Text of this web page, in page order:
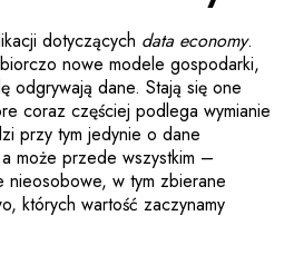
dotyczących data economy.
nowe modele gospodarki,
odgrywają dane. Stają się one
coraz częściej podlega wymianie
przy tym jedynie o dane
może przede wszystkim –
w tym zbierane
których wartość zaczynamy